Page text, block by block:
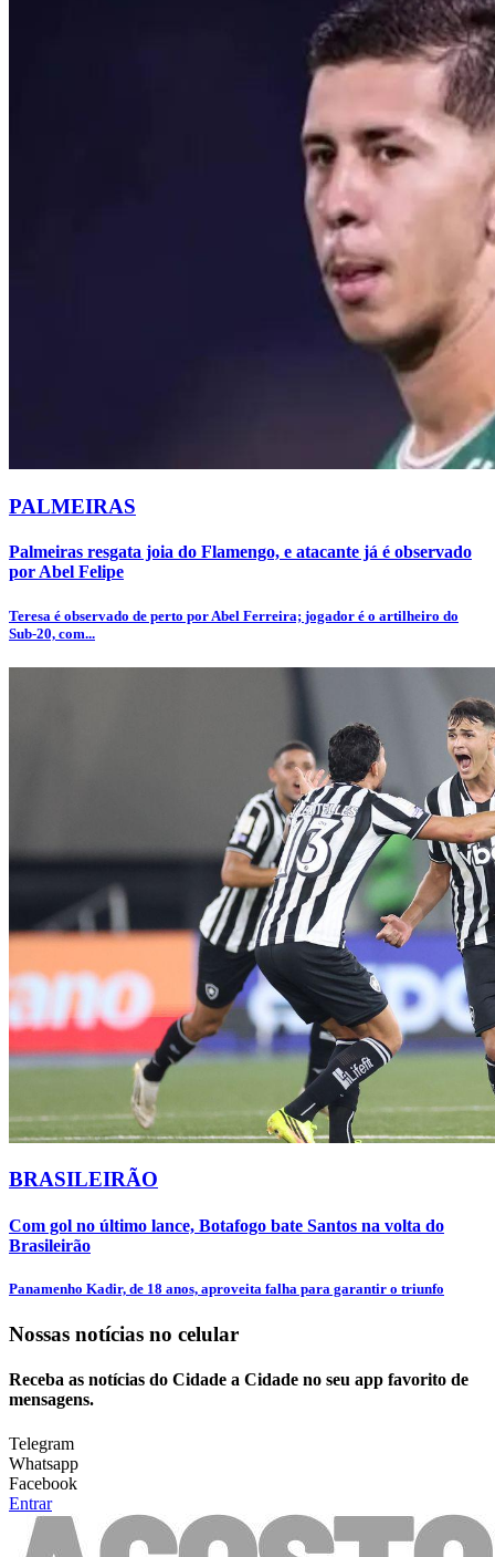
PALMEIRAS
Palmeiras resgata joia do Flamengo, e atacante já é observado
por Abel Felipe
Teresa é observado de perto por Abel Ferreira; jogador é o artilheiro do
Sub-20, com...
BRASILEIRÃO
Com gol no último lance, Botafogo bate Santos na volta do
Brasileirão
Panamenho Kadir, de 18 anos, aproveita falha para garantir o triunfo
Nossas notícias no celular
Receba as notícias do Cidade a Cidade no seu app favorito de
mensagens.
Telegram
Whatsapp
Facebook
Entrar